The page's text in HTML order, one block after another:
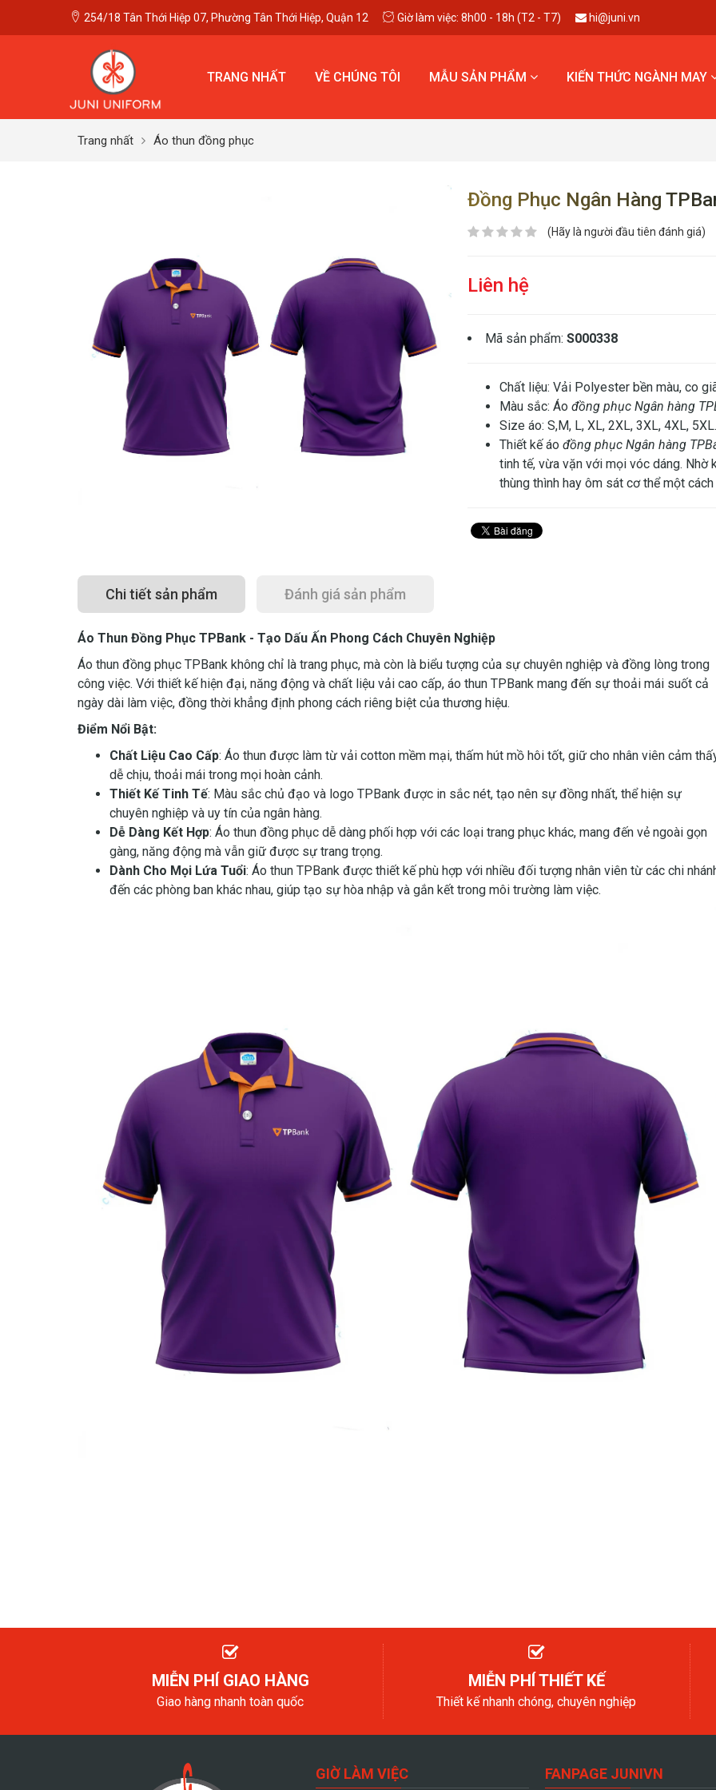
254/18 Tân Thới Hiệp 07, Phường Tân Thới Hiệp, Quận 12 Giờ làm việc: 8h00 - 18h (T2 - T7) hi@juni.vn
TRANG NHẤT VỀ CHÚNG TÔI MẪU SẢN PHẨM KIẾN THỨC NGÀNH MAY
Trang nhất Áo thun đồng phục
Đồng Phục Ngân Hàng
(Hãy là người đầu tiên đánh giá)
Liên hệ
Mã sản phẩm: S000338
Chất liệu: Vải Polyester bền màu, co
Màu sắc: Áo đồng phục Ngân hàng
Size áo: S,M, L, XL, 2XL, 3XL, 4XL, 5XL.
Thiết kế áo đồng phục Ngân hàng
tinh tế, vừa vặn với mọi vóc dáng. Nhờ
thùng thình hay ôm sát cơ thể một cách
Chi tiết sản phẩm Đánh giá sản phẩm
Áo Thun Đồng Phục TPBank - Tạo Dấu Ấn Phong Cách Chuyên Nghiệp
Áo thun đồng phục TPBank không chỉ là trang phục, mà còn là biểu tượng của sự chuyên nghiệp và đồng lòng trong
công việc. Với thiết kế hiện đại, năng động và chất liệu vải cao cấp, áo thun TPBank mang đến sự thoải mái suốt cả
ngày dài làm việc, đồng thời khẳng định phong cách riêng biệt của thương hiệu.
Điểm Nổi Bật:
Chất Liệu Cao Cấp: Áo thun được làm từ vải cotton mềm mại, thấm hút mồ hôi tốt, giữ cho nhân viên cảm
dễ chịu, thoải mái trong mọi hoàn cảnh.
Thiết Kế Tinh Tế: Màu sắc chủ đạo và logo TPBank được in sắc nét, tạo nên sự đồng nhất, thể hiện sự
chuyên nghiệp và uy tín của ngân hàng.
Dễ Dàng Kết Hợp: Áo thun đồng phục dễ dàng phối hợp với các loại trang phục khác, mang đến vẻ ngoài gọn
gàng, năng động mà vẫn giữ được sự trang trọng.
Dành Cho Mọi Lứa Tuổi: Áo thun TPBank được thiết kế phù hợp với nhiều đối tượng nhân viên từ các chi
đến các phòng ban khác nhau, giúp tạo sự hòa nhập và gắn kết trong môi trường làm việc.
MIỄN PHÍ GIAO HÀNG
Giao hàng nhanh toàn quốc
MIỄN PHÍ THIẾT KẾ
Thiết kế nhanh chóng, chuyên nghiệp
GIỜ LÀM VIỆC FANPAGE JUNIVN